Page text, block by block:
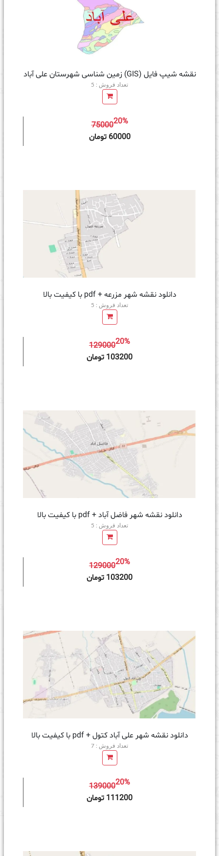
نقشه شیپ فایل (GIS) زمین‌ شناسی شهرستان علی آباد
تعداد فروش : 5
7500020%
60000 تومان
دانلود نقشه شهر مزرعه + pdf با کیفیت بالا
تعداد فروش : 5
12900020%
103200 تومان
دانلود نقشه شهر فاضل آباد + pdf با کیفیت بالا
تعداد فروش : 5
12900020%
103200 تومان
دانلود نقشه شهر علی آباد کتول + pdf با کیفیت بالا
تعداد فروش : 7
13900020%
111200 تومان